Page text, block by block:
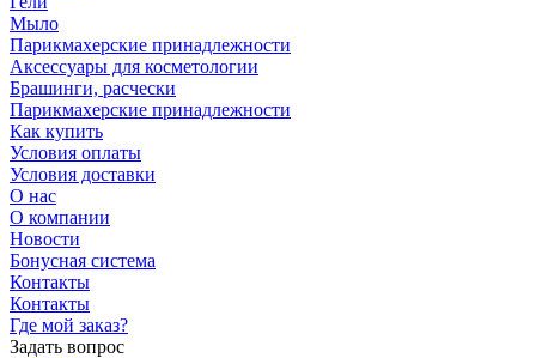
Мыло
Парикмахерские принадлежности
Аксессуары для косметологии
Брашинги, расчески
Парикмахерские принадлежности
Как купить
Условия оплаты
Условия доставки
О нас
О компании
Новости
Бонусная система
Контакты
Контакты
Где мой заказ?
Задать вопрос